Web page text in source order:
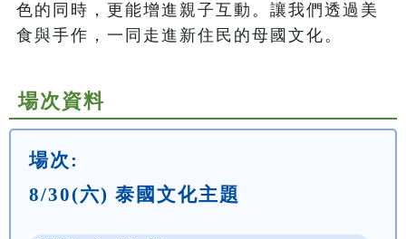
色的同時，更能增進親子互動。讓我們透過美
場次資料
場次:
8/30(六) 泰國文化主題